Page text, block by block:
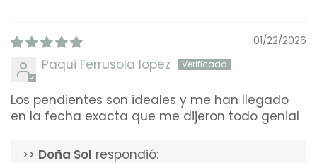
01/22/2026
Paqui Ferrusola lopez
Los pendientes son ideales y me han llegado
en la fecha exacta que me dijeron todo genial
>> Doña Sol respondió: